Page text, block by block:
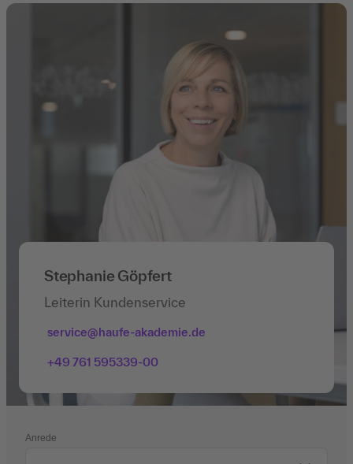
Stephanie Göpfert
Leiterin Kundenservice
service@haufe-akademie.de
+49 761 595339-00
Anrede